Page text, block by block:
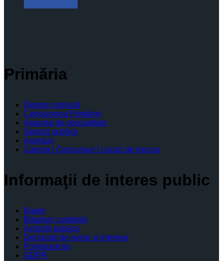
Primăria
Despre comună
Conducerea Primăriei
Aparatul de specialitate
Servicii publice
Anunturi
Cariera | Concursuri | Locuri de munca
Informaţii de interes public
Buget
Bilanţuri contabile
Achiziţii publice
Declaratii de avere si interese
Formulare tip
GDPR